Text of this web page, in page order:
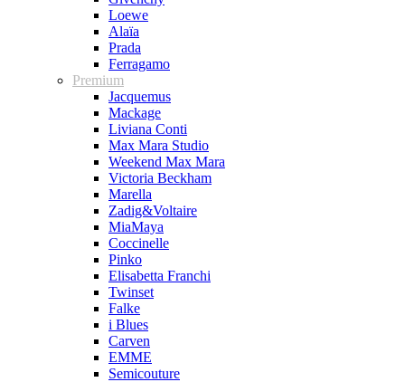
Loewe
Alaïa
Prada
Ferragamo
Premium
Jacquemus
Mackage
Liviana Conti
Max Mara Studio
Weekend Max Mara
Victoria Beckham
Marella
Zadig&Voltaire
MiaMaya
Coccinelle
Pinko
Elisabetta Franchi
Twinset
Falke
i Blues
Carven
EMME
Semicouture